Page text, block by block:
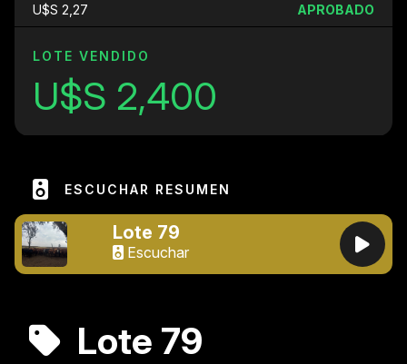
U$S 2,27 APROBADO
LOTE VENDIDO
U$S 2,400
ESCUCHAR RESUMEN
Lote 79
Escuchar
Lote 79